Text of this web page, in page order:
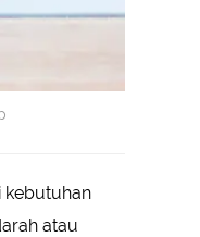
kebutuhan
atau